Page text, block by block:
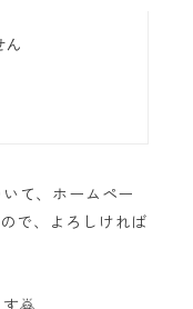
て、ホームペー
で、よろしければ